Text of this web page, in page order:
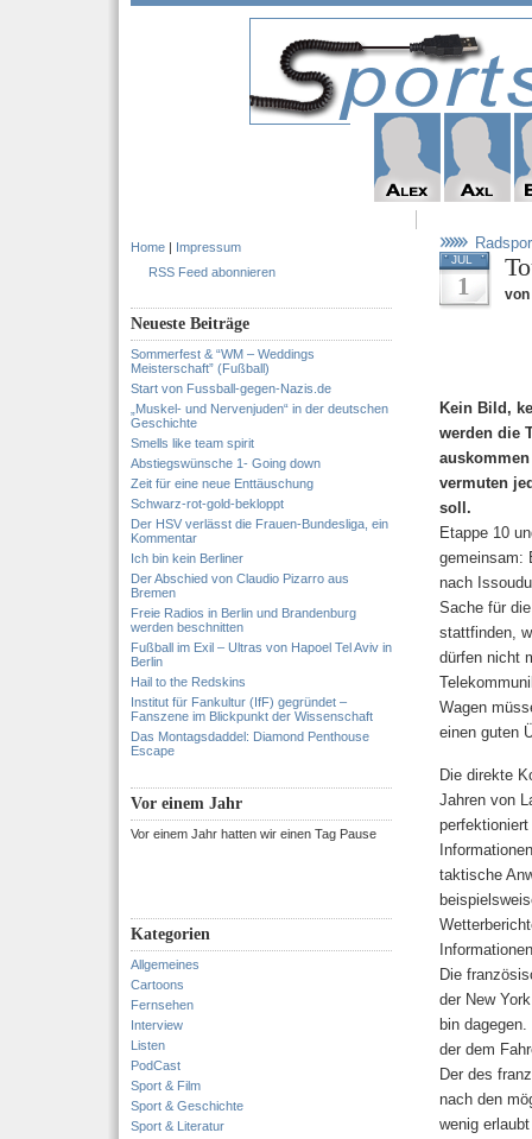
Home | Impressum
RSS Feed abonnieren
Neueste Beiträge
Sommerfest & “WM – Weddings
Meisterschaft” (Fußball)
Start von Fussball-gegen-Nazis.de
„Muskel- und Nervenjuden“ in der deutschen
Geschichte
Smells like team spirit
Abstiegswünsche 1- Going down
Zeit für eine neue Enttäuschung
Schwarz-rot-gold-bekloppt
Der HSV verlässt die Frauen-Bundesliga, ein
Kommentar
Ich bin kein Berliner
Der Abschied von Claudio Pizarro aus
Bremen
Freie Radios in Berlin und Brandenburg
werden beschnitten
Fußball im Exil – Ultras von Hapoel Tel Aviv in
Berlin
Hail to the Redskins
Institut für Fankultur (IfF) gegründet –
Fanszene im Blickpunkt der Wissenschaft
Das Montagsdaddel: Diamond Penthouse
Escape
Vor einem Jahr
Vor einem Jahr hatten wir einen Tag Pause
Kategorien
Allgemeines
Cartoons
Fernsehen
Interview
Listen
PodCast
Sport & Film
Sport & Geschichte
Sport & Literatur
JUL
1 von
Kein Bild,
werden die
vermuten
soll.
Etappe 10
gemeinsam:
nach
Sache für
stattfinden,
dürfen nicht
Wagen
einen guten
Die direkte
Jahren von
taktische
Die
der New
bin
der dem
Der des
nach den
wenig